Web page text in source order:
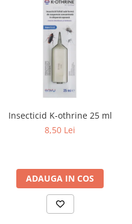
Insecticid K-othrine 25 ml
8,50 Lei
ADAUGA IN COS